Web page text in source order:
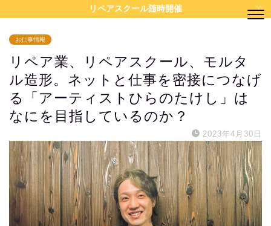
リペアスクール随時開催
お仕事情報
リペア業、リペアスクール、モルタ
ル造形。ネットと仕事を密接につなげ
る「アーティストひらのたけし」は
なにを目指しているのか？
2023年4月30日